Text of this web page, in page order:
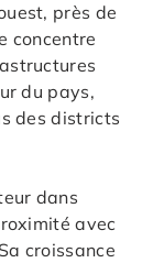
près de
concentre
du pays,
des districts
dans
avec
croissance